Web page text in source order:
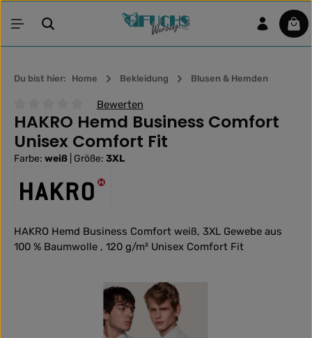
Zum Hauptinhalt springen
Du bist hier: Home Bekleidung Blusen & Hemden
Durchschnittliche Bewertung von 0 von 5 Sternen
Bewerten
HAKRO Hemd Business Comfort
Unisex Comfort Fit
Farbe: weiß Größe: 3XL
HAKRO Hemd Business Comfort weiß, 3XL Gewebe aus
100 % Baumwolle , 120 g/m² Unisex Comfort Fit
Bildergalerie überspringen